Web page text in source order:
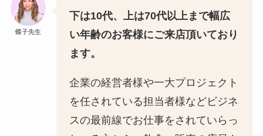
蝶子先生
下は10代、上は70代以上まで幅広
い年齢のお客様にご来店頂いており
ます。
企業の経営者様や一大プロジェクト
を任されている担当者様などビジネ
スの最前線でお仕事をされていらっ